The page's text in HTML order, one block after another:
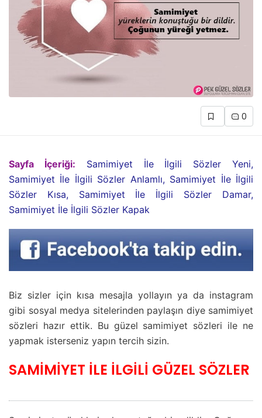
0
Sayfa İçeriği:
Samimiyet İle İlgili Sözler Yeni,
Samimiyet İle İlgili Sözler Anlamlı, Samimiyet İle İlgili
Sözler Kısa, Samimiyet İle İlgili Sözler Damar,
Samimiyet İle İlgili Sözler Kapak
Biz sizler için kısa mesajla yollayın ya da instagram
gibi sosyal medya sitelerinden paylaşın diye samimiyet
sözleri hazır ettik. Bu güzel samimiyet sözleri ile ne
yapmak isterseniz yapın tercih sizin.
SAMİMİYET İLE İLGİLİ GÜZEL SÖZLER